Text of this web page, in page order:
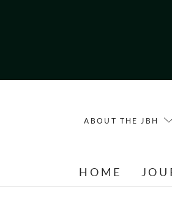
ABOUT THE JBH
HOME